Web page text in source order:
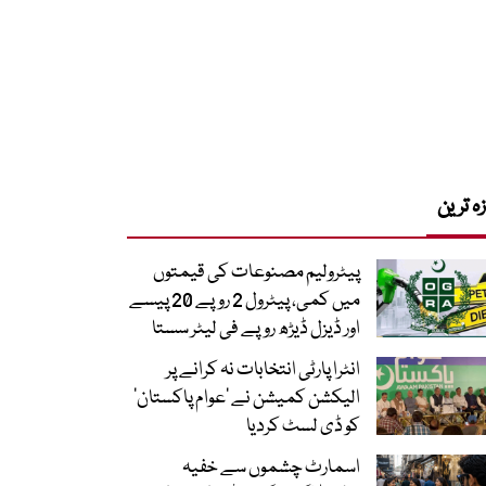
ترین
پیٹرولیم مصنوعات کی قیمتوں
میں کمی، پیٹرول 2 روپے 20 پیسے
اور ڈیزل ڈیڑھ روپے فی لیٹر سستا
انٹرا پارٹی انتخابات نہ کرانے پر
الیکشن کمیشن نے ’عوام پاکستان‘
کو ڈی لسٹ کردیا
اسمارٹ چشموں سے خفیہ